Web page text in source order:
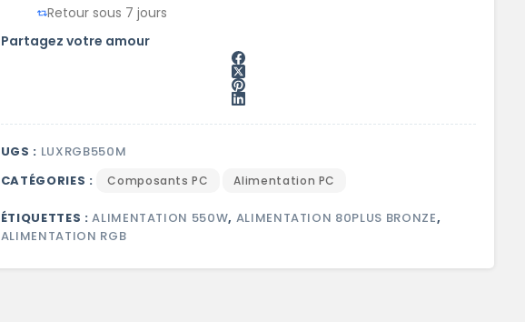
Retour sous 7 jours
Partagez votre amour
UGS : LUXRGB550M
CATÉGORIES :
Composants PC Alimentation PC
ÉTIQUETTES :ALIMENTATION 550W, ALIMENTATION 80PLUS BRONZE,
ALIMENTATION RGB